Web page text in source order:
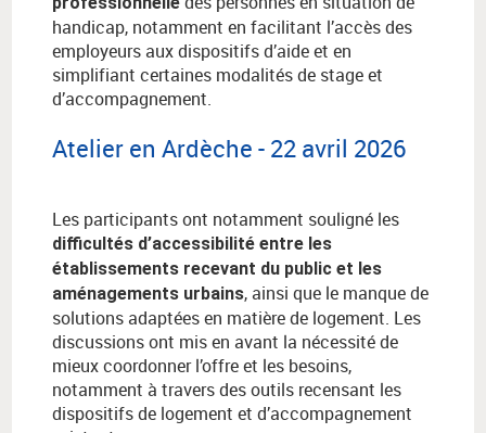
handicap, notamment en facilitant l’accès des
employeurs aux dispositifs d’aide et en
simplifiant certaines modalités de stage et
d’accompagnement.
Atelier en Ardèche - 22 avril 2026
Les participants ont notamment souligné les
difficultés d’accessibilité entre les
établissements recevant du public et les
aménagements urbains, ainsi que le manque de
solutions adaptées en matière de logement. Les
discussions ont mis en avant la nécessité de
mieux coordonner l’offre et les besoins,
notamment à travers des outils recensant les
dispositifs de logement et d’accompagnement